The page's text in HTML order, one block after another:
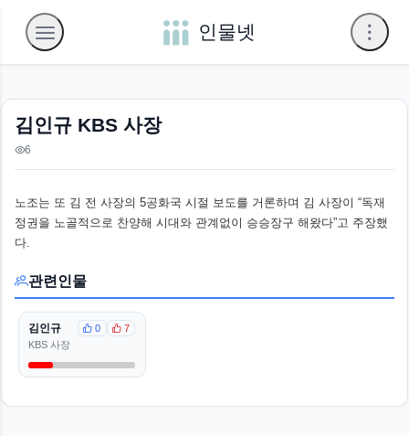
인물넷
김인규 KBS 사장
6
노조는 또 김 전 사장의 5공화국 시절 보도를 거론하며 김 사장이 “독재
정권을 노골적으로 찬양해 시대와 관계없이 승승장구 해왔다”고 주장했
다.
관련인물
김인규 0
7
KBS 사장